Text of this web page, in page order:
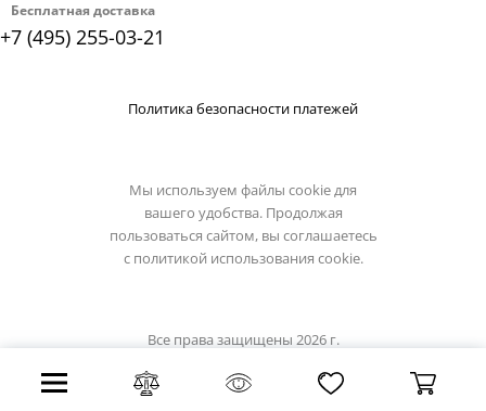
Бесплатная доставка
+7 (495) 255-03-21
Политика безопасности платежей
Мы используем файлы cookie для
вашего удобства. Продолжая
пользоваться сайтом, вы соглашаетесь
с политикой использования cookie.
Все права защищены 2026 г.